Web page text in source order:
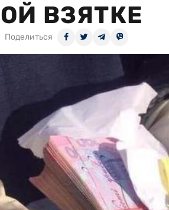
ВЗЯТКЕ
Поделиться